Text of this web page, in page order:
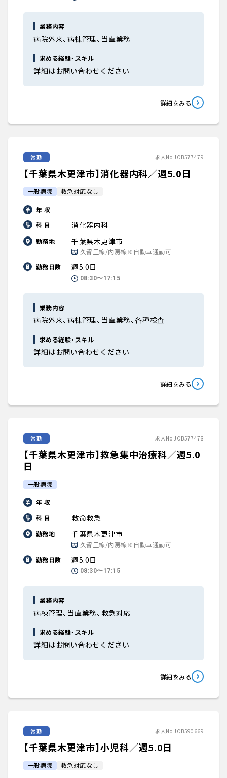
業務内容
病院外来、病棟管理、当直業務
求める経験・スキル
詳細はお問い合わせください
詳細をみる
常勤 求人No.JOB577479
【千葉県木更津市】消化器内科／週5.0日
一般病院 救急対応なし
年 収
科 目
消化器内科
勤務地 千葉県木更津市
久留里線/内房線※自動車通勤可
勤務日数
週5.0日
08:30〜17:15
業務内容
病院外来、病棟管理、当直業務、各種検査
求める経験・スキル
詳細はお問い合わせください
詳細をみる
常勤 求人No.JOB577478
【千葉県木更津市】救急集中治療科／週5.0
日
一般病院
年 収
科 目
救命救急
勤務地 千葉県木更津市
久留里線/内房線※自動車通勤可
勤務日数
週5.0日
08:30〜17:15
業務内容
病棟管理、当直業務、救急対応
求める経験・スキル
詳細はお問い合わせください
詳細をみる
常勤 求人No.JOB590669
【千葉県木更津市】小児科／週5.0日
一般病院 救急対応なし